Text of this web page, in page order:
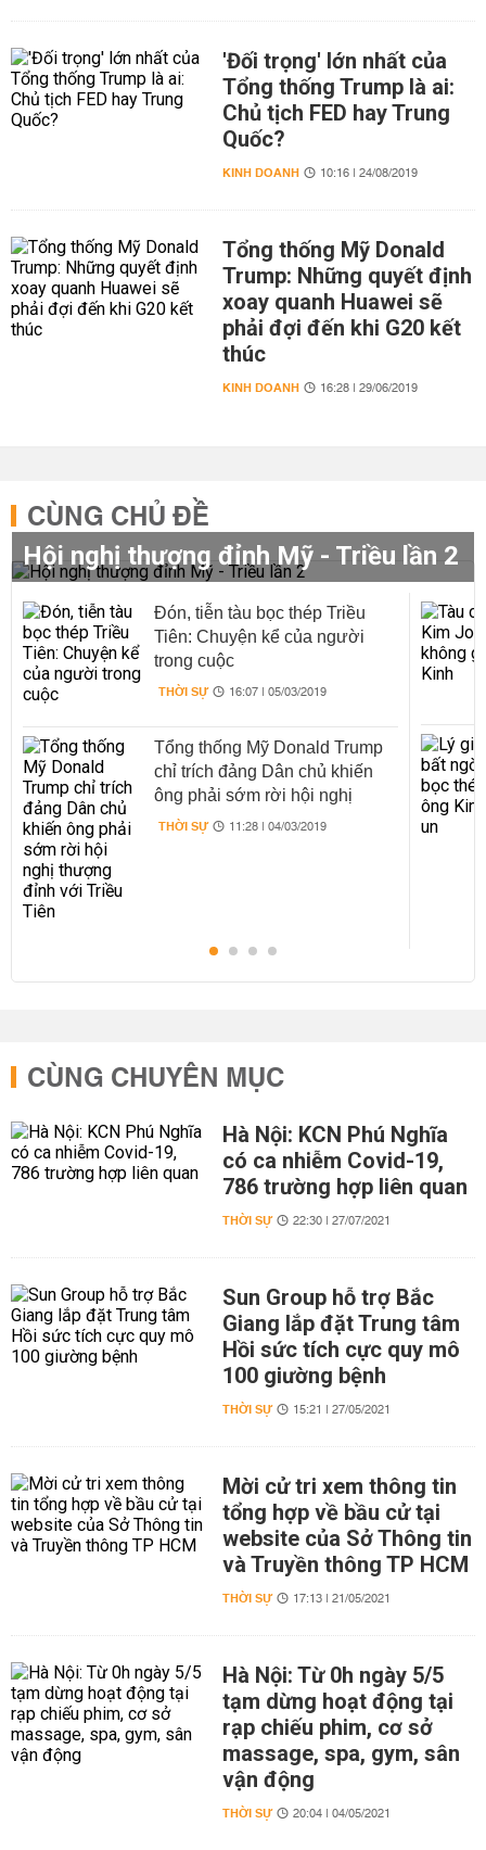
'Đối trọng' lớn nhất của
Tổng thống Trump là ai:
Chủ tịch FED hay Trung
Quốc?
KINH DOANH 10:16 | 24/08/2019
Tổng thống Mỹ Donald
Trump: Những quyết định
xoay quanh Huawei sẽ
phải đợi đến khi G20 kết
thúc
KINH DOANH 16:28 | 29/06/2019
CÙNG CHỦ ĐỀ
Hội nghị thượng đỉnh Mỹ - Triều lần 2
Đón, tiễn tàu bọc thép Triều
Tiên: Chuyện kể của người
trong cuộc
THỜI SỰ 16:07 | 05/03/2019
Tổng thống Mỹ Donald Trump
chỉ trích đảng Dân chủ khiến
ông phải sớm rời hội nghị
thượng đỉnh với Triều Tiên
THỜI SỰ 11:28 | 04/03/2019
CÙNG CHUYÊN MỤC
Hà Nội: KCN Phú Nghĩa
có ca nhiễm Covid-19,
786 trường hợp liên quan
THỜI SỰ 22:30 | 27/07/2021
Sun Group hỗ trợ Bắc
Giang lắp đặt Trung tâm
Hồi sức tích cực quy mô
100 giường bệnh
THỜI SỰ 15:21 | 27/05/2021
Mời cử tri xem thông tin
tổng hợp về bầu cử tại
website của Sở Thông tin
và Truyền thông TP HCM
THỜI SỰ 17:13 | 21/05/2021
Hà Nội: Từ 0h ngày 5/5
tạm dừng hoạt động tại
rạp chiếu phim, cơ sở
massage, spa, gym, sân
vận động
THỜI SỰ 20:04 | 04/05/2021